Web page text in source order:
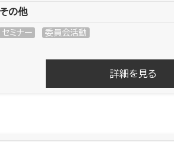
その他
セミナー 委員会活動
詳細を見る